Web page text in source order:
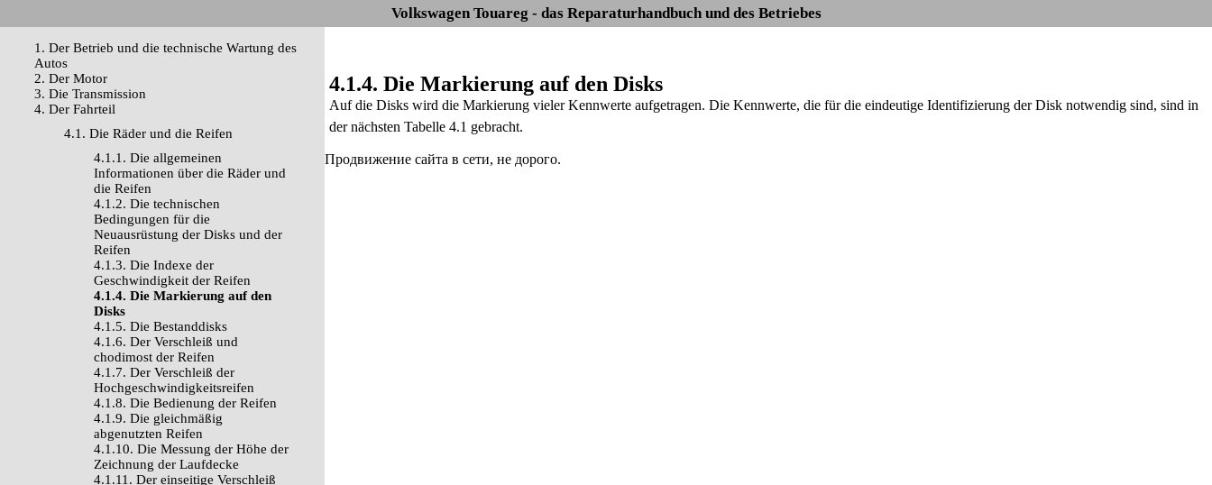
Volkswagen Touareg - das Reparaturhandbuch und des Betriebes
1. Der Betrieb und die technische Wartung des
Autos
2. Der Motor
3. Die Transmission
4. Der Fahrteil
4.1. Die Räder und die Reifen
4.1.1. Die allgemeinen
Informationen über die Räder und
die Reifen
4.1.2. Die technischen
Bedingungen für die
Neuausrüstung der Disks und der
Reifen
4.1.3. Die Indexe der
Geschwindigkeit der Reifen
4.1.4. Die Markierung auf den
Disks
4.1.5. Die Bestanddisks
4.1.6. Der Verschleiß und
chodimost der Reifen
4.1.7. Der Verschleiß der
Hochgeschwindigkeitsreifen
4.1.8. Die Bedienung der Reifen
4.1.9. Die gleichmäßig
abgenutzten Reifen
4.1.10. Die Messung der Höhe der
Zeichnung der Laufdecke
4.1.11. Der einseitige Verschleiß
4.1.4. Die Markierung auf den Disks
Auf die Disks wird die Markierung vieler Kennwerte aufgetragen. Die Kennwerte, die für die eindeutige Identifizierung der Disk notwendig sind, sind in
der nächsten Tabelle 4.1 gebracht.
Продвижение сайта в сети, не дорого.